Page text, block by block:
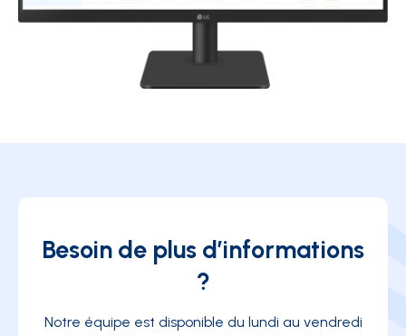
Besoin de plus d’informations
?
Notre équipe est disponible du lundi au vendredi